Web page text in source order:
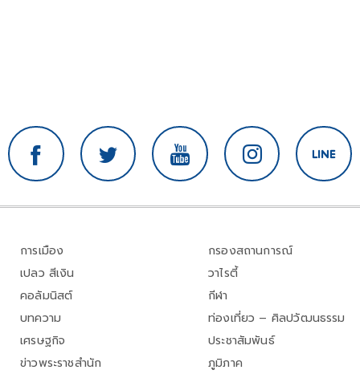
การเมือง
เปลว สีเงิน
คอลัมนิสต์
บทความ
เศรษฐกิจ
ข่าวพระราชสำนัก
กรองสถานการณ์
วาไรตี้
กีฬา
ท่องเที่ยว – ศิลปวัฒนธรรม
ประชาสัมพันธ์
ภูมิภาค